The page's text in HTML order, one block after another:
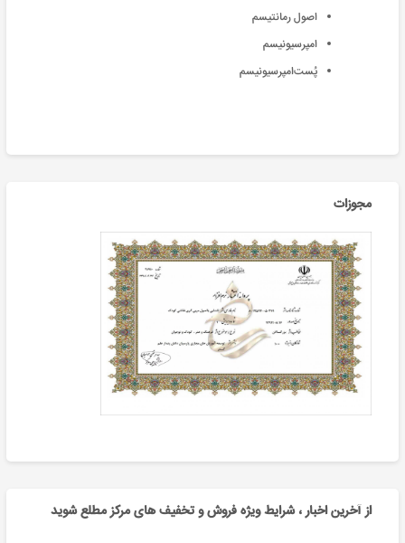
اصول رمانتیسم
امپرسیونیسم
پُست‌امپرسیونیسم
مجوزات
از آخرین اخبار ، شرایط ویژه فروش و تخفیف های مرکز مطلع شوید